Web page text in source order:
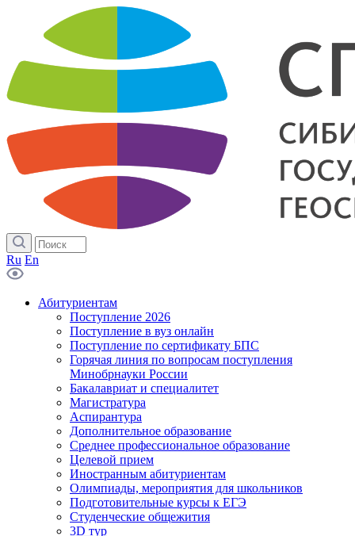
Ru En
Абитуриентам
Поступление 2026
Поступление в вуз онлайн
Поступление по сертификату БПС
Горячая линия по вопросам поступления
Минобрнауки России
Бакалавриат и специалитет
Магистратура
Аспирантура
Дополнительное образование
Среднее профессиональное образование
Целевой прием
Иностранным абитуриентам
Олимпиады, мероприятия для школьников
Подготовительные курсы к ЕГЭ
Студенческие общежития
3D тур